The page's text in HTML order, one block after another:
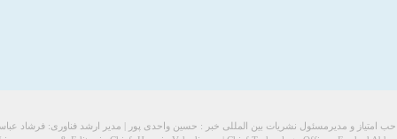
امتیاز و مدیرمسئول نشریات بین المللی خبر : حسین واحدی پور | مدیر ارشد فناوری: فرشاد